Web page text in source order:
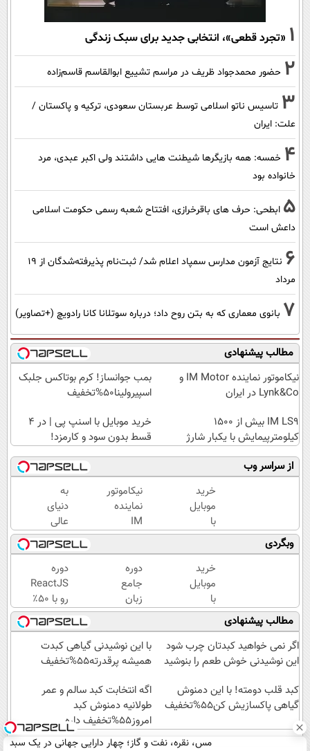
1 «تجرد قطعی»، انتخابی جدید برای سبک زندگی
2 حضور محمدجواد ظریف در مراسم تشییع ابوالقاسم قاسم‌زاده
3 تاسیس ناتو اسلامی توسط عربستان سعودی، ترکیه و پاکستان /
علت: ایران
4 خمسه: همه بازیگرها شیطنت هایی داشتند ولی اکبر عبدی، مرد
خانواده بود
5 ابطحی: حرف های باقرخرازی، افتتاح شعبه رسمی حکومت اسلامی
داعش است
6
نتایج آزمون مدارس سمپاد اعلام شد/ ثبت‌نام پذیرفته‌شدگان از ۱۹
مرداد
7 بانوی معماری که به بتن روح داد؛ درباره سوتلانا کانا رادویچ (+تصاویر)
مطالب پیشنهادی
نیکاموتور نماینده IM Motor و
Lynk&Co در ایران
بمب جوانساز! کرم بوتاکس جلبک
اسپیرولینا50%تخفیف
IM LS9 بیش از 1500
کیلومترپیمایش با یکبار شارژ
خرید موبایل با اسنپ پی | در ۴
قسط بدون سود و کارمزد!
از سراسر وب
خرید
موبایل
با
اسنپ
پی | در
۴
قسط
بدون
سود و
کارمزد!
نیکاموتور
نماینده
IM
Motor و
Lynk&Co
در ایران
به
دنیای
عالی
بازار
والکس
خوش
آمدید!
ترید را
آغاز
کنید!
وبگردی
خرید
موبایل
با
اسنپ
پی | در
۴
قسط
سود و
کارمزد!
دوره
جامع
زبان
سی
شارپ با
۵۰٪
تخفیف
یادگیری
حرفه‌ای
برنامه
نویسی
دوره
ReactJS
رو با ۵۰٪
تخفیف
بخر |
آکادمی
سبزلرن
مطالب پیشنهادی
اگر نمی خواهید کبدتان چرب شود
این نوشیدنی خوش طعم را بنوشید
با این نوشیدنی گیاهی کبدت
همیشه پرقدرته55%تخفیف
کبد قلب دومته! با این دمنوش
گیاهی پاکسازیش کن55%تخفیف
اگه انتخابت کبد سالم و عمر
طولانیه دمنوش کبد
امروز55%تخفیف داره
مس، نقره، نفت و گاز؛ چهار دارایی جهانی در یک سبد